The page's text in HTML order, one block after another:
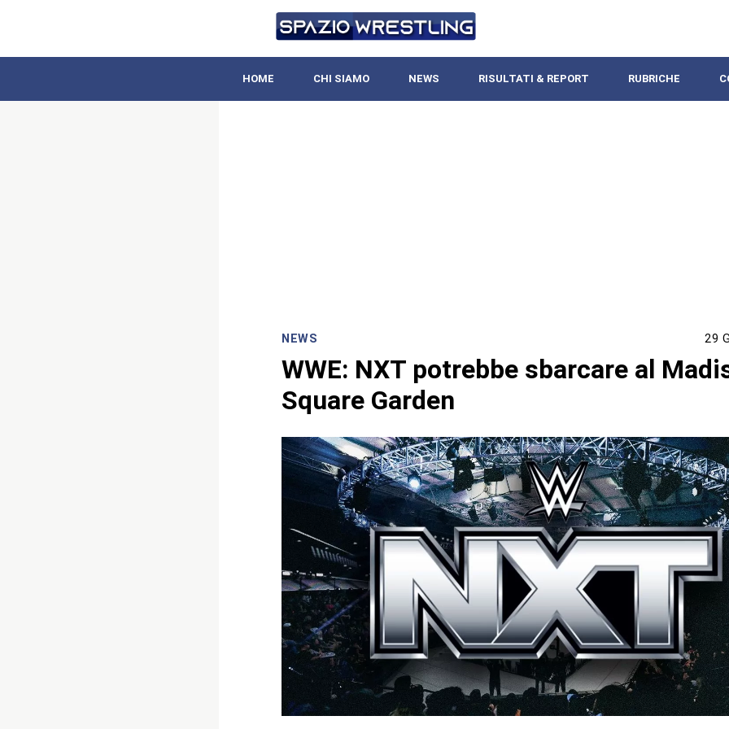
HOME CHI SIAMO NEWS RISULTATI & REPORT RUBRICHE
NEWS 29
WWE: NXT potrebbe sbarcare al
Square Garden